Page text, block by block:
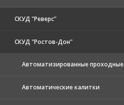
СКУД "Реверс"
СКУД "Ростов-Дон"
Автоматизированные проходные
Автоматические калитки